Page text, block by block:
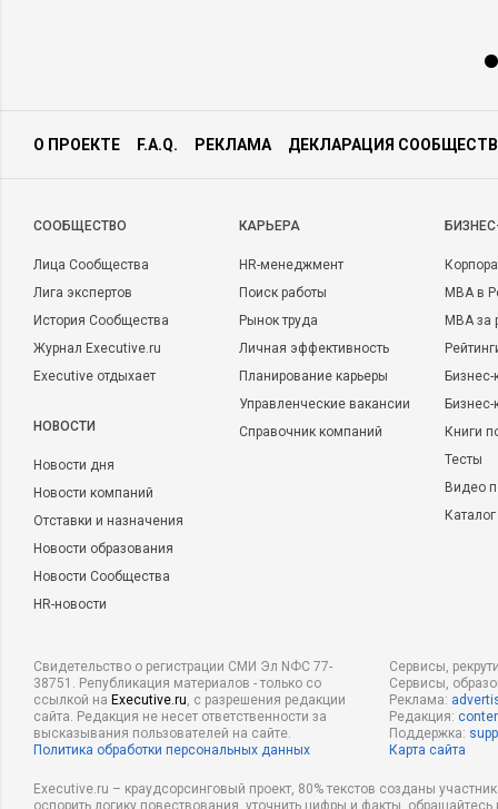
О ПРОЕКТЕ F.A.Q. РЕКЛАМА ДЕКЛАРАЦИЯ
CООБЩЕСТВО
Лица Сообщества
Лига экспертов
История Сообщества
Журнал Executive.ru
Executive отдыхает
НОВОСТИ
Новости дня
Новости компаний
Отставки и назначения
Новости образования
Новости Сообщества
HR-новости
КАРЬЕРА
HR-менеджмент
Поиск работы
Рынок труда
Личная эффективность
Планирование карьеры
Управленческие вакансии
Справочник компаний
MBA в
MBA
Бизнес-
Книги
Тесты
Видео
Свидетельство о регистрации СМИ Эл NФС 77-
38751. Републикация материалов - только со
ссылкой на Executive.ru, с разрешения редакции
сайта. Редакция не несет ответственности за
высказывания пользователей на сайте.
Политика обработки персональных данных
Сервисы,
Сервисы,
Реклама:
Редакция:
Поддержка:
Карта сайта
Executive.ru – краудсорсинговый проект, 80% текстов созданы
оспорить логику повествования, уточнить цифры и факты,